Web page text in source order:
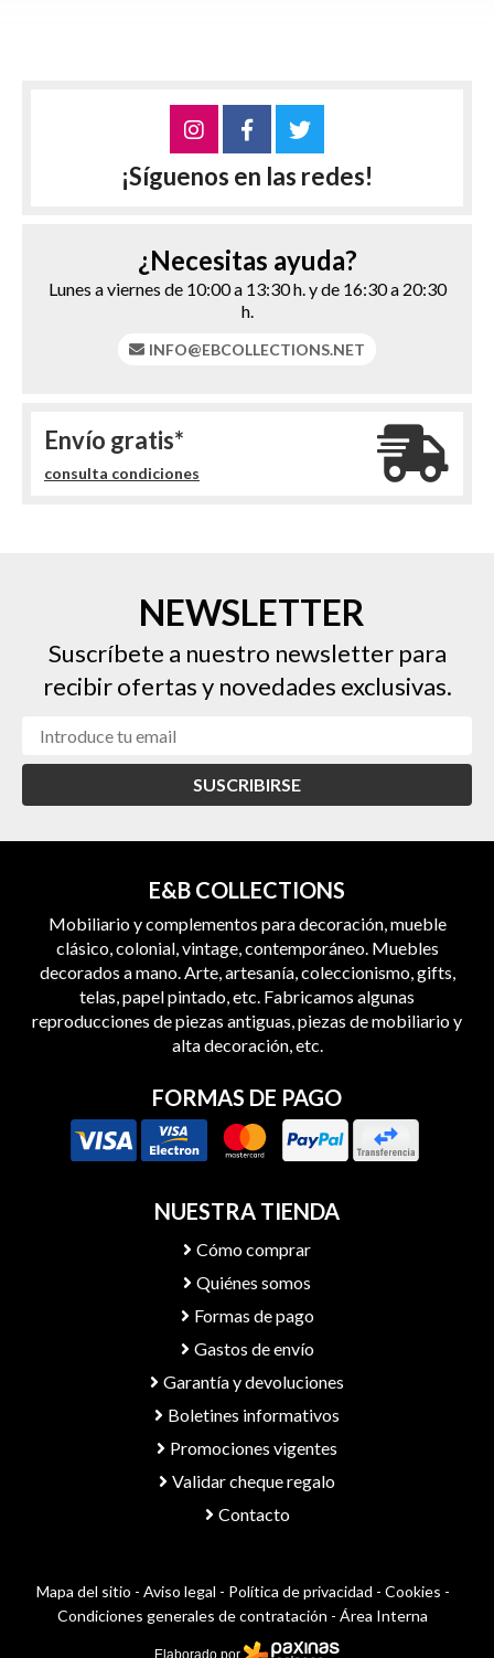
¡Síguenos en las redes!
¿Necesitas ayuda?
Lunes a viernes de 10:00 a 13:30 h. y de 16:30 a 20:30
h.
INFO@EBCOLLECTIONS.NET
Envío gratis*
consulta condiciones
NEWSLETTER
Suscríbete a nuestro newsletter para
recibir ofertas y novedades exclusivas.
SUSCRIBIRSE
E&B COLLECTIONS
Mobiliario y complementos para decoración, mueble
clásico, colonial, vintage, contemporáneo. Muebles
decorados a mano. Arte, artesanía, coleccionismo, gifts,
telas, papel pintado, etc. Fabricamos algunas
reproducciones de piezas antiguas, piezas de mobiliario y
alta decoración, etc.
FORMAS DE PAGO
NUESTRA TIENDA
Cómo comprar
Quiénes somos
Formas de pago
Gastos de envío
Garantía y devoluciones
Boletines informativos
Promociones vigentes
Validar cheque regalo
Contacto
Mapa del sitio - Aviso legal - Política de privacidad - Cookies -
Condiciones generales de contratación - Área Interna
Elaborado por